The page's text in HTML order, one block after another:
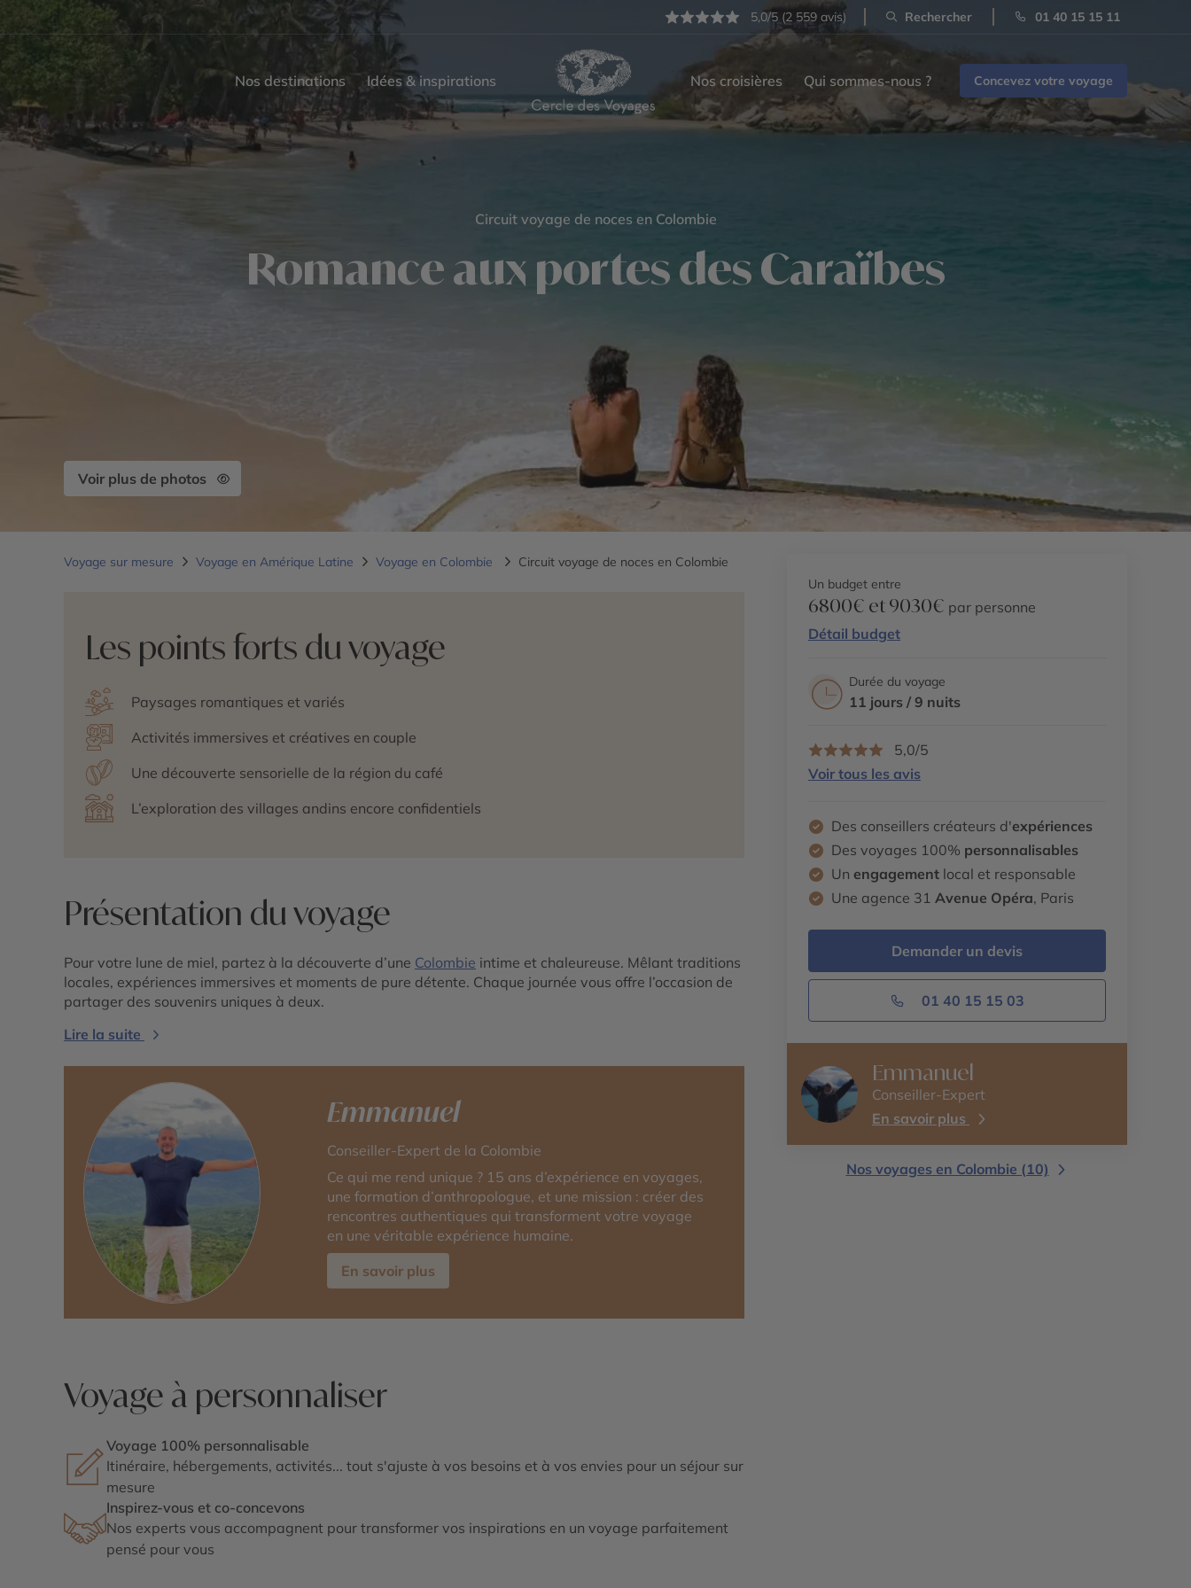
5,0/5 (2 559 avis) Rechercher 01 40 15 15 11
Nos destinations Idées & inspirations Nos croisières Qui sommes-nous ? Concevez votre voyage
Circuit voyage de noces en Colombie
Romance aux portes des Caraïbes
Voir plus de photos
Voyage sur mesure Voyage en Amérique Latine Voyage en Colombie Circuit voyage de noces en Colombie
Les points forts du voyage
Paysages romantiques et variés
Activités immersives et créatives en couple
Une découverte sensorielle de la région du café
L’exploration des villages andins encore confidentiels
Présentation du voyage
Pour votre lune de miel, partez à la découverte d’une Colombie intime et chaleureuse. Mêlant traditions
locales, expériences immersives et moments de pure détente. Chaque journée vous offre l’occasion de
partager des souvenirs uniques à deux.
Lire la suite
Emmanuel
Conseiller-Expert de la Colombie
Ce qui me rend unique ? 15 ans d’expérience en voyages,
une formation d’anthropologue, et une mission : créer des
rencontres authentiques qui transforment votre voyage
en une véritable expérience humaine.
En savoir plus
Voyage à personnaliser
Voyage 100% personnalisable
Itinéraire, hébergements, activités... tout s'ajuste à vos besoins et à vos envies pour un séjour sur
mesure
Inspirez-vous et co-concevons
Nos experts vous accompagnent pour transformer vos inspirations en un voyage parfaitement
pensé pour vous
Un budget entre
6800€ et 9030€ par personne
Détail budget
Durée du voyage
11 jours / 9 nuits
5,0/5
Voir tous les avis
Des conseillers créateurs d'expériences
Des voyages 100% personnalisables
Un engagement local et responsable
Une agence 31 Avenue Opéra, Paris
Demander un devis
01 40 15 15 03
Emmanuel
Conseiller-Expert
En savoir plus
Nos voyages en Colombie (10)